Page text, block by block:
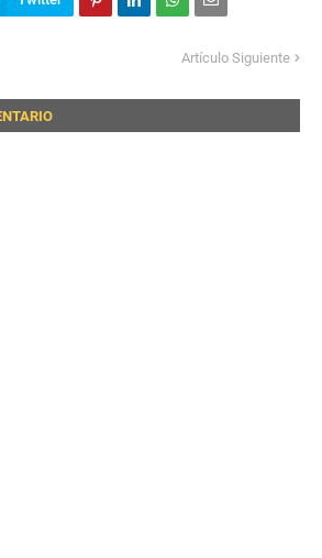
Artículo Siguiente